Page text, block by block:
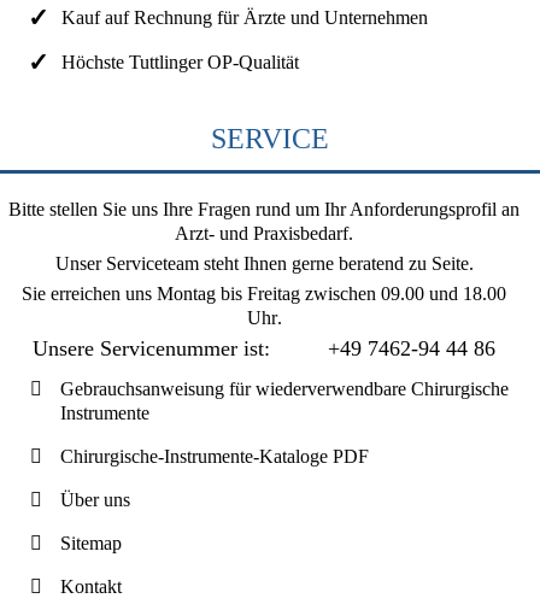
Kauf auf Rechnung für Ärzte und Unternehmen
Höchste Tuttlinger OP-Qualität
SERVICE
Bitte stellen Sie uns Ihre Fragen rund um Ihr Anforderungsprofil an
Arzt- und Praxisbedarf.
Unser Serviceteam steht Ihnen gerne beratend zu Seite.
Sie erreichen uns Montag bis Freitag zwischen 09.00 und 18.00
Uhr.
Unsere Servicenummer ist: +49 7462-94 44 86
Gebrauchsanweisung für wiederverwendbare Chirurgische
Instrumente
Chirurgische-Instrumente-Kataloge PDF
Über uns
Sitemap
Kontakt